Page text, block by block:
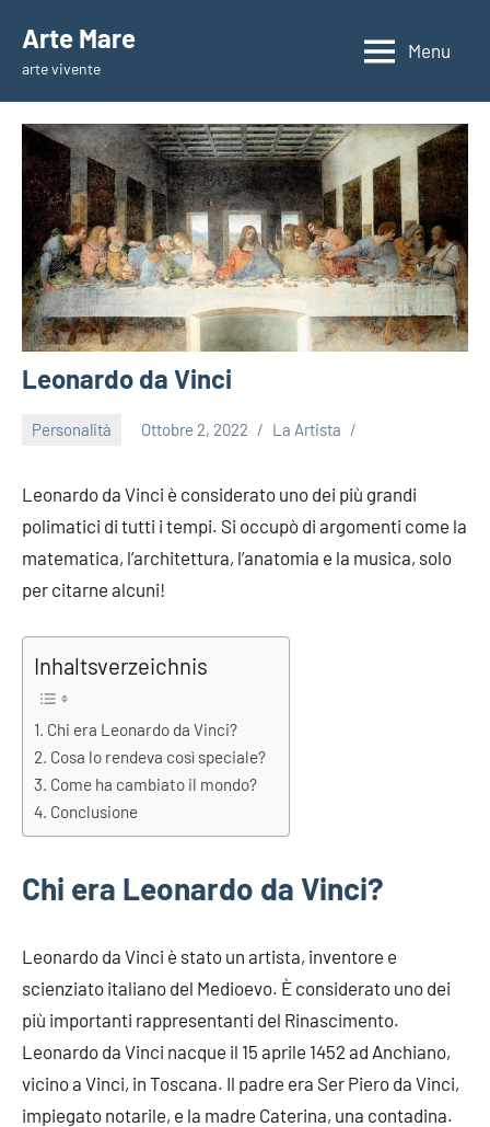
contenuto
Arte Mare
arte vivente
Menu
Leonardo da Vinci
Personalità Ottobre 2, 2022 La Artista
Leonardo da Vinci è considerato uno dei più grandi
polimatici di tutti i tempi. Si occupò di argomenti come la
matematica, l’architettura, l’anatomia e la musica, solo
per citarne alcuni!
Inhaltsverzeichnis
Chi era Leonardo da Vinci?
Cosa lo rendeva così speciale?
Come ha cambiato il mondo?
Conclusione
Chi era Leonardo da Vinci?
Leonardo da Vinci è stato un artista, inventore e
scienziato italiano del Medioevo. È considerato uno dei
più importanti rappresentanti del Rinascimento.
Leonardo da Vinci nacque il 15 aprile 1452 ad Anchiano,
vicino a Vinci, in Toscana. Il padre era Ser Piero da Vinci,
impiegato notarile, e la madre Caterina, una contadina.